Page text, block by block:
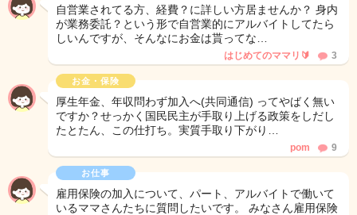
自営業されてる方、経費？に詳しい方居ませんか？ 身内
が業務委託？という形で自営業的にアルバイトしてたら
しいんですが、そんなにお金は貰ってな…
はじめてのママリ🔰 3
お金・保険
厚生年金、年収問わず加入へ(共同通信) ってやばく無い
ですか？せっかく国民民主が手取り上げる政策をしだし
たとたん、この仕打ち。実質手取り下がり…
pom 9
お仕事
雇用保険の加入について、パート、アルバイトで働いて
いるママさんたちに質問したいです。 みなさん雇用保険